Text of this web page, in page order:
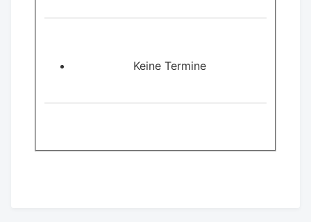
Keine Termine